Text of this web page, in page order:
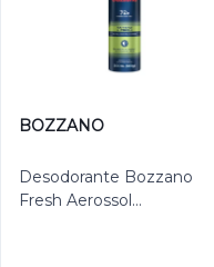
BOZZANO
Desodorante Bozzano
Fresh Aerossol